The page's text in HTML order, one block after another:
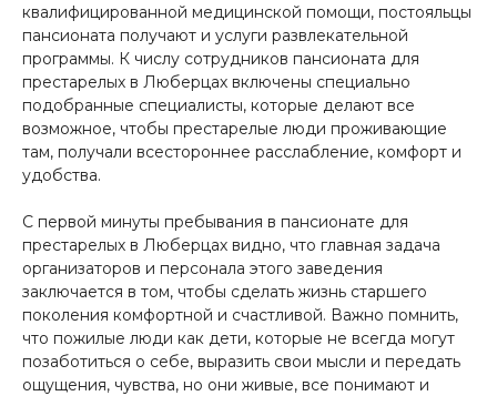
квалифицированной медицинской помощи, постояльцы
пансионата получают и услуги развлекательной
программы. К числу сотрудников пансионата для
престарелых в Люберцах включены специально
подобранные специалисты, которые делают все
возможное, чтобы престарелые люди проживающие
там, получали всестороннее расслабление, комфорт и
удобства.
С первой минуты пребывания в пансионате для
престарелых в Люберцах видно, что главная задача
организаторов и персонала этого заведения
заключается в том, чтобы сделать жизнь старшего
поколения комфортной и счастливой. Важно помнить,
что пожилые люди как дети, которые не всегда могут
позаботиться о себе, выразить свои мысли и передать
ощущения, чувства, но они живые, все понимают и